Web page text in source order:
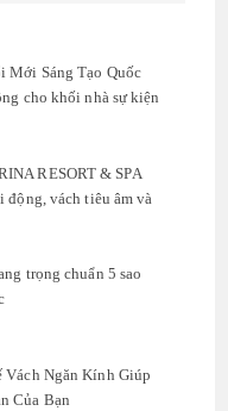
Mới Sáng Tạo Quốc
cho khối nhà sự kiện
RESORT & SPA
động, vách tiêu âm và
trọng chuẩn 5 sao
Ngăn Kính Giúp
Của Bạn